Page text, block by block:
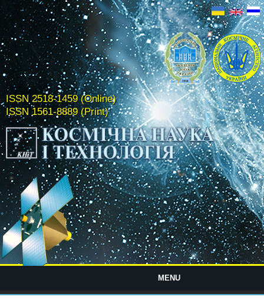
ISSN 2518-1459 (Online)
ISSN 1561-8889 (Print)
MENU